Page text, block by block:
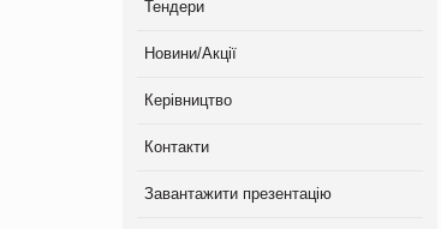
Тендери
Новини/Акції
Керівництво
Контакти
Завантажити презентацію